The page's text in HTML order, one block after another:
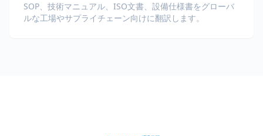
SOP、技術マニュアル、ISO文書、設備仕様書をグローバ
ルな工場やサプライチェーン向けに翻訳します。